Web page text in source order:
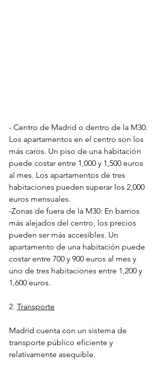
- Centro de Madrid o dentro de la M30.
Los apartamentos en el centro son los
más caros. Un piso de una habitación
puede costar entre 1,000 y 1,500 euros
al mes. Los apartamentos de tres
habitaciones pueden superar los 2,000
euros mensuales.
-Zonas de fuera de la M30: En barrios
más alejados del centro, los precios
pueden ser más accesibles. Un
apartamento de una habitación puede
costar entre 700 y 900 euros al mes y
uno de tres habitaciones entre 1,200 y
1,600 euros.
2. Transporte
Madrid cuenta con un sistema de
transporte público eficiente y
relativamente asequible.